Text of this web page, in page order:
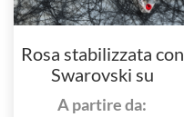
Rosa stabilizzata con
Swarovski su
contenitore in vetro
A partire da: